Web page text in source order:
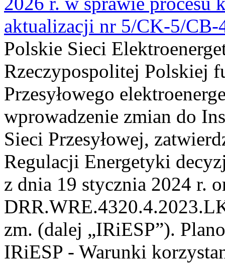
aktualizacji nr 5/CK-5/CB-
Polskie Sieci
Rzeczypospolitej Polskiej
Przesyłowego
wprowadzenie zmian do
Sieci Przesyłowej,
Regulacji Energetyki
z dnia 19 stycznia 2024 r.
zm. (dalej „IRiESP”).
IRiESP - Warunki